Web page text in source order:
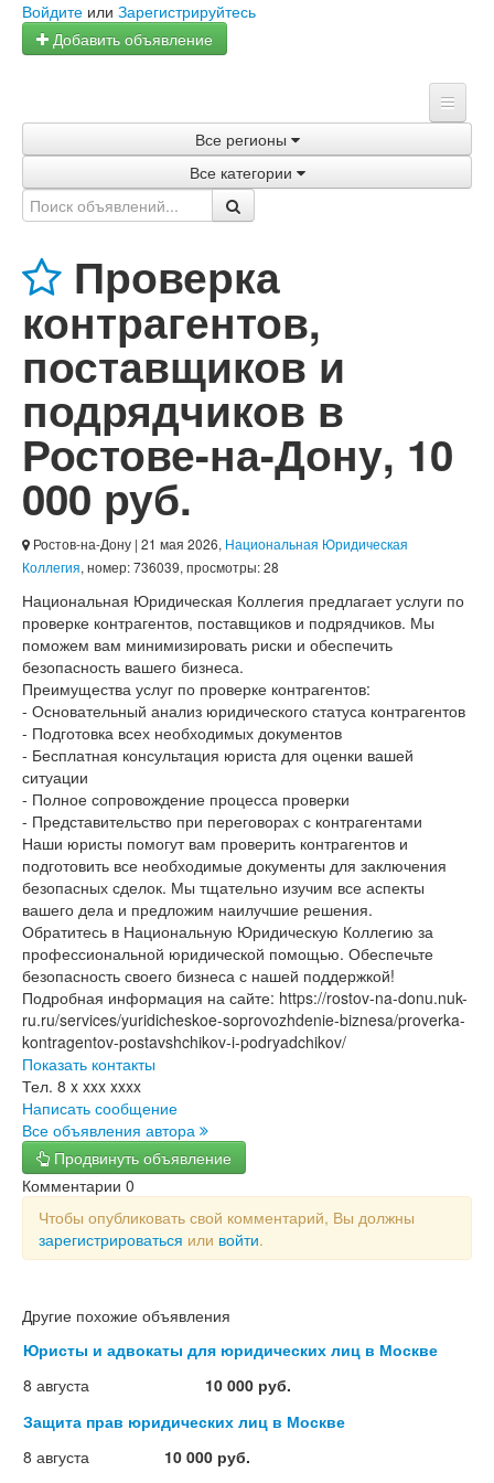
Войдите или Зарегистрируйтесь
Добавить объявление
Объявления
Услуги
Статьи
Все регионы
Все категории
Проверка
контрагентов,
поставщиков и
подрядчиков в
Ростове-на-Дону, 10
000 руб.
Ростов-на-Дону | 21 мая 2026, Национальная Юридическая
Коллегия, номер: 736039, просмотры: 28
Национальная Юридическая Коллегия предлагает услуги по
проверке контрагентов, поставщиков и подрядчиков. Мы
поможем вам минимизировать риски и обеспечить
безопасность вашего бизнеса.
Преимущества услуг по проверке контрагентов:
- Основательный анализ юридического статуса контрагентов
- Подготовка всех необходимых документов
- Бесплатная консультация юриста для оценки вашей
ситуации
- Полное сопровождение процесса проверки
- Представительство при переговорах с контрагентами
Наши юристы помогут вам проверить контрагентов и
подготовить все необходимые документы для заключения
безопасных сделок. Мы тщательно изучим все аспекты
вашего дела и предложим наилучшие решения.
Обратитесь в Национальную Юридическую Коллегию за
профессиональной юридической помощью. Обеспечьте
безопасность своего бизнеса с нашей поддержкой!
Подробная информация на сайте: https://rostov-na-donu.nuk-
ru.ru/services/yuridicheskoe-soprovozhdenie-biznesa/proverka-
kontragentov-postavshchikov-i-podryadchikov/
Показать контакты
Тел. 8 x xxx xxxx
Написать сообщение
Все объявления автора
Продвинуть объявление
Комментарии 0
Чтобы опубликовать свой комментарий, Вы должны
зарегистрироваться или войти.
Другие похожие объявления
Юристы и адвокаты для юридических лиц в Москве
8 августа
10 000 руб.
Защита прав юридических лиц в Москве
8 августа
10 000 руб.